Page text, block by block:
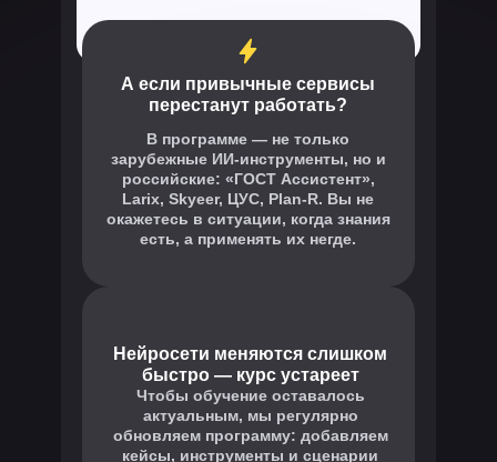
В программе — не только
зарубежные ИИ-инструменты, но и
российские: «ГОСТ Ассистент»,
Larix, Skyeer, ЦУС, Plan-R. Вы не
окажетесь в ситуации, когда знания
есть, а применять их негде.
А если привычные сервисы
перестанут работать?
Нейросети меняются слишком
быстро — курс устареет
Чтобы обучение оставалось
актуальным, мы регулярно
обновляем программу: добавляем
кейсы, инструменты и сценарии